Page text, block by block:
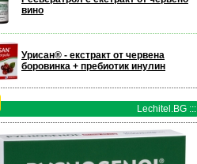
вино
Урисан® - екстракт от червена
боровинка + пребиотик инулин
Lechitel.BG :::